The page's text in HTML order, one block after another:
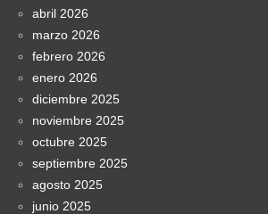
abril 2026
marzo 2026
febrero 2026
enero 2026
diciembre 2025
noviembre 2025
octubre 2025
septiembre 2025
agosto 2025
junio 2025